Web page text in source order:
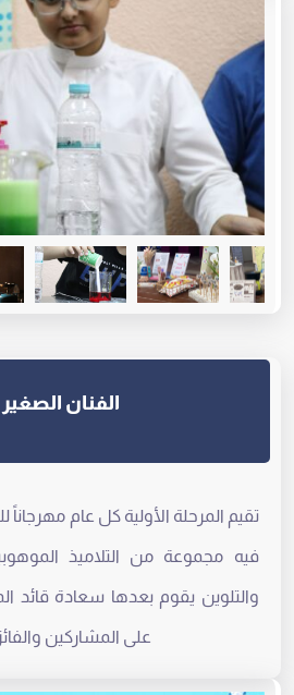
الفنان الصغير
تقيم المرحلة الأولية كل عام مهرجاناً
فيه مجموعة من التلاميذ
والتلوين يقوم بعدها سعادة قائد
على المشاركين